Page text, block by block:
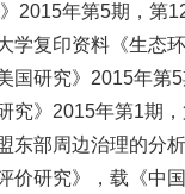
2015年第5期，第
复印资料《生态
研究》2015年第5
》2015年第1期，
部周边治理的分
研究》，载《中